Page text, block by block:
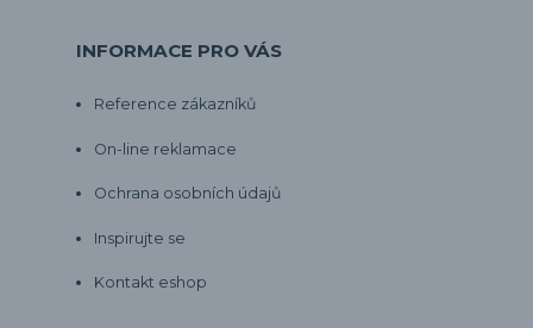
INFORMACE PRO VÁS
Reference zákazníků
On-line reklamace
Ochrana osobních údajů
Inspirujte se
Kontakt eshop